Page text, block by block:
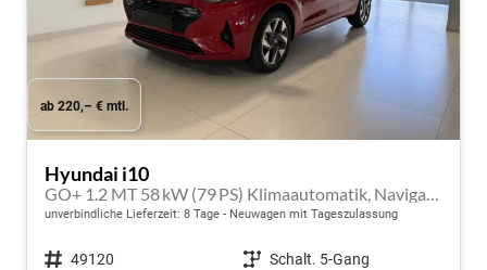
ab 220,– € mtl.
Hyundai i10
GO+ 1.2 MT 58 kW (79 PS) Klimaautomatik, Navigationssystem, Apple CarPlay & Android Auto, Sitzheizung, Lenkradheizung, Einparkhilfe hinten, Rückfahrkamera, Privacy Glass, 15" Leichtmetallfelgen, uvm.
unverbindliche Lieferzeit: 8 Tage Neuwagen mit Tageszulassung
Fahrzeugnr. 49120 Getriebe Schalt. 5-Gang